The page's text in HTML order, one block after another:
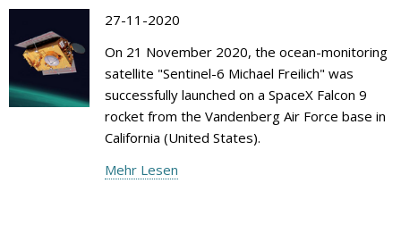
27-11-2020
On 21 November 2020, the ocean-monitoring
satellite "Sentinel-6 Michael Freilich" was
successfully launched on a SpaceX Falcon 9
rocket from the Vandenberg Air Force base in
California (United States).
Mehr Lesen